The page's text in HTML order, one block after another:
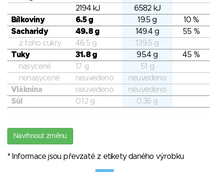
2194 kJ
6582 kJ
Bílkoviny
6.5 g 19.5 g
10 %
Sacharidy
49.8 g 149.4 g
55 %
z toho cukry
46.5 g
139.5 g
Tuky
31.8 g 95.4 g
45 %
nasycené
17 g
51 g
nenasycené
neuvedeno
neuvedeno
Vláknina
neuvedeno
neuvedeno
Sůl
0.12 g 0.36 g
Navrhnout změnu
* Informace jsou převzaté z etikety daného výrobku